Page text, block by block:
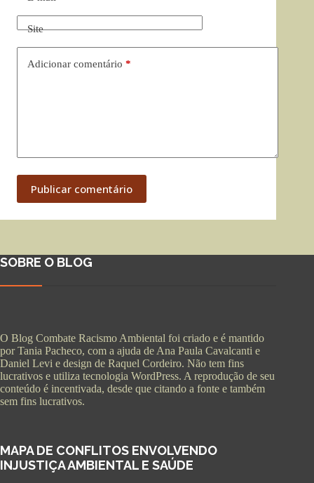
Site
Adicionar comentário *
Publicar comentário
SOBRE O BLOG
O Blog Combate Racismo Ambiental foi criado e é mantido
por Tania Pacheco, com a ajuda de Ana Paula Cavalcanti e
Daniel Levi e design de Raquel Cordeiro. Não tem fins
lucrativos e utiliza tecnologia WordPress. A reprodução de seu
conteúdo é incentivada, desde que citando a fonte e também
sem fins lucrativos.
MAPA DE CONFLITOS ENVOLVENDO
INJUSTIÇA AMBIENTAL E SAÚDE